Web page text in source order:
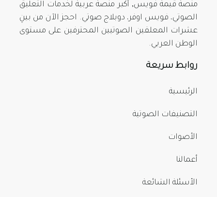
منصة قيمة فويس, أكبر منصة عربية لخدمات التعليق
الصوتي، فويس اوفر، دوبلاج صوتي. احجز الآن من بينِ
عشرات المعلقين الصوتيين المحترفين على مستوى
الوطن العربي.
روابط سريعة
الرئيسية
التصنيفات الصوتية
الأصوات
أعمالنا
الأسئلة الشائعة